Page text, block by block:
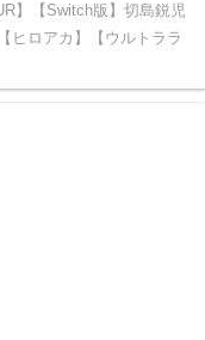
】【Switch版】切島鋭児
ヒロアカ】【ウルトララ